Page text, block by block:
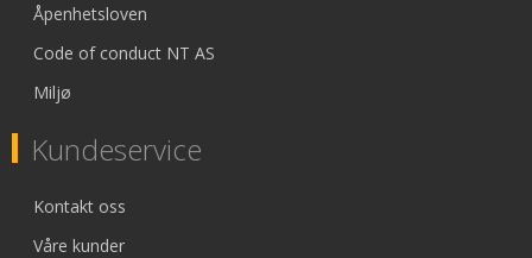
Åpenhetsloven
Code of conduct NT AS
Miljø
Kundeservice
Kontakt oss
Våre kunder